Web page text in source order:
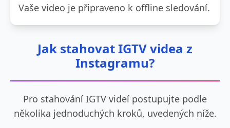
Vaše video je připraveno k offline sledování.
Jak stahovat IGTV videa z
Instagramu?
Pro stahování IGTV videí postupujte podle
několika jednoduchých kroků, uvedených níže.